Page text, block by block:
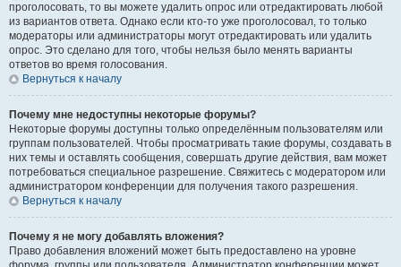
проголосовать, то вы можете удалить опрос или отредактировать любой
из вариантов ответа. Однако если кто-то уже проголосовал, то только
модераторы или администраторы могут отредактировать или удалить
опрос. Это сделано для того, чтобы нельзя было менять варианты
ответов во время голосования.
Вернуться к началу
Почему мне недоступны некоторые форумы?
Некоторые форумы доступны только определённым пользователям или
группам пользователей. Чтобы просматривать такие форумы, создавать в
них темы и оставлять сообщения, совершать другие действия, вам может
потребоваться специальное разрешение. Свяжитесь с модератором или
администратором конференции для получения такого разрешения.
Вернуться к началу
Почему я не могу добавлять вложения?
Право добавления вложений может быть предоставлено на уровне